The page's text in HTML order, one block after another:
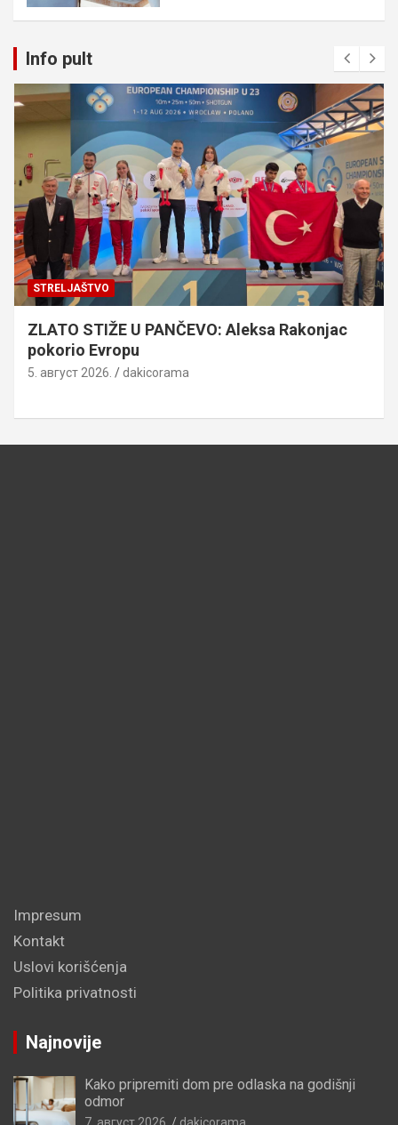
Info pult
STRELJAŠTVO
ZLATO STIŽE U PANČEVO: Aleksa Rakonjac
pokorio Evropu
5. август 2026. dakicorama
Impresum
Kontakt
Uslovi korišćenja
Politika privatnosti
Najnovije
Kako pripremiti dom pre odlaska na godišnji
odmor
7. август 2026. dakicorama